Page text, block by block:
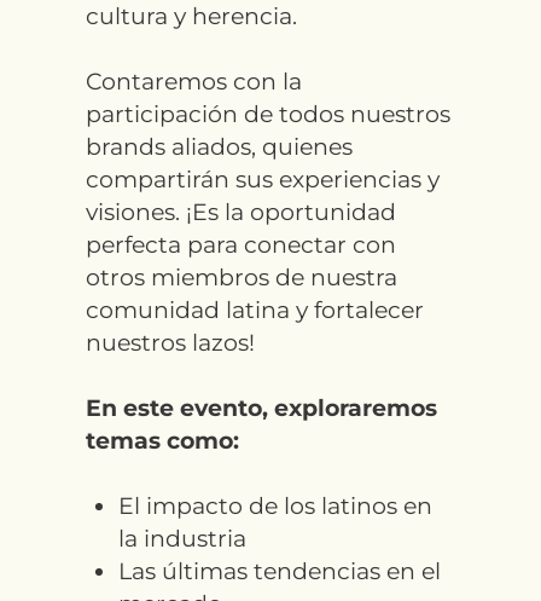
cultura y herencia.
Contaremos con la
participación de todos nuestros
brands aliados, quienes
compartirán sus experiencias y
visiones. ¡Es la oportunidad
perfecta para conectar con
otros miembros de nuestra
comunidad latina y fortalecer
nuestros lazos!
En este evento, exploraremos
temas como:
El impacto de los latinos en
la industria
Las últimas tendencias en el